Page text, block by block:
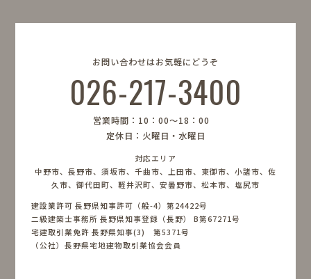
お問い合わせはお気軽にどうぞ
026-217-3400
営業時間：10：00〜18：00
定休日：火曜日・水曜日
対応エリア
中野市、長野市、須坂市、千曲市、上田市、東御市、小諸市、佐
久市、御代田町、軽井沢町、安曇野市、松本市、塩尻市
建設業許可 長野県知事許可（般-4）第24422号
二級建築士事務所 長野県知事登録（長野） B第67271号
宅建取引業免許 長野県知事(3) 第5371号
（公社）長野県宅地建物取引業協会会員